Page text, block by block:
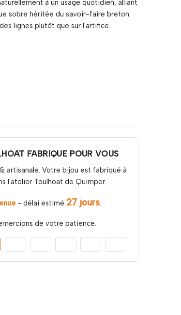
à un usage quotidien, alliant
sobre héritée du savoir-faire breton.
lignes plutôt que sur l'artifice.
FABRIQUE POUR VOUS
artisanale. Votre bijou est fabriqué à
l'atelier Toulhoat de Quimper.
- délai estimé 27 jours.
de votre patience.